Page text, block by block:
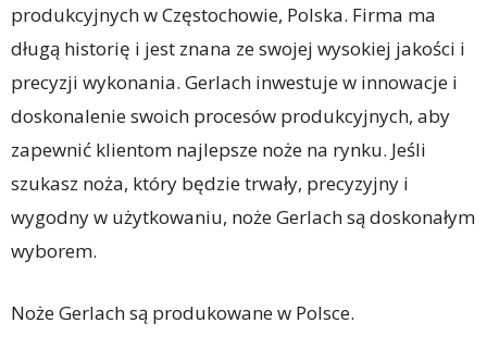
produkcyjnych w Częstochowie, Polska. Firma ma
długą historię i jest znana ze swojej wysokiej jakości i
precyzji wykonania. Gerlach inwestuje w innowacje i
doskonalenie swoich procesów produkcyjnych, aby
zapewnić klientom najlepsze noże na rynku. Jeśli
szukasz noża, który będzie trwały, precyzyjny i
wygodny w użytkowaniu, noże Gerlach są doskonałym
wyborem.
Noże Gerlach są produkowane w Polsce.